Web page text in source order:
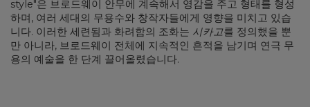
style"은 브로드웨이 안무에 계속해서 영감을 주고 형태를 형성
하며, 여러 세대의 무용수와 창작자들에게 영향을 미치고 있습
니다. 이러한 세련됨과 화려함의 조화는 시카고를 정의했을 뿐
만 아니라, 브로드웨이 전체에 지속적인 흔적을 남기며 연극 무
용의 예술을 한 단계 끌어올렸습니다.